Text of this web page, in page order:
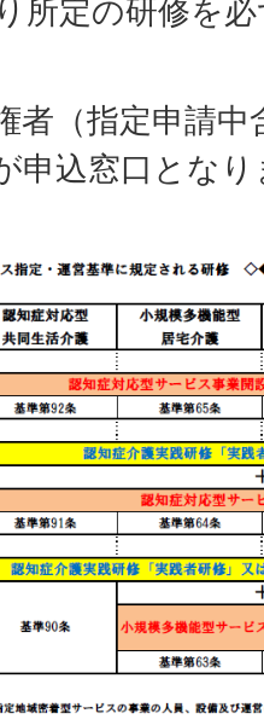
所定の研修を
者（指定申請
申込窓口とな